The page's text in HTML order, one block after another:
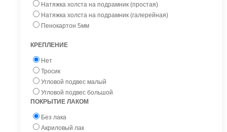
Натяжка холста на подрамник (простая)
Натяжка холста на подрамник (галерейная)
Пенокартон 5мм
КРЕПЛЕНИЕ
Нет
Тросик
Угловой подвес малый
Угловой подвес большой
ПОКРЫТИЕ ЛАКОМ
Без лака
Акриловый лак